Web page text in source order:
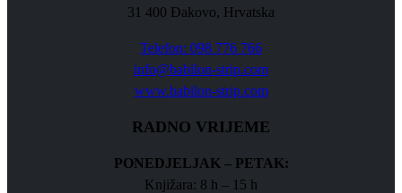
31 400 Đakovo, Hrvatska
Telefon: 098 776 766
info@babilon-strip.com
www.babilon-strip.com
RADNO VRIJEME
PONEDJELJAK – PETAK:
Knjižara: 8 h – 15 h